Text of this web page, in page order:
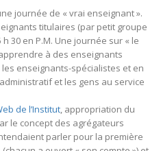
journée de « vrai enseignant ».
titulaires (par petit groupe
30 en P.M. Une journée sur « le
à des enseignants
enseignants-spécialistes et en
et les gens au service
de l’Institut, appropriation du
le concept des agrégateurs
parler pour la première